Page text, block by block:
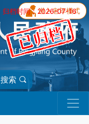
归档时间：2026-07-16
搜索